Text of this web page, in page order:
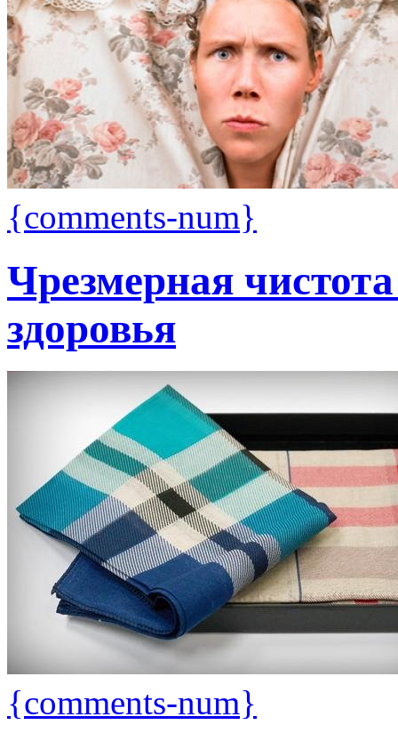
{comments-num}
Чрезмерная
здоровья
{comments-num}